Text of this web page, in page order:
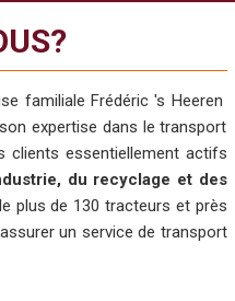
familiale Frédéric 's Heeren
expertise dans le transport
clients essentiellement actifs
du recyclage et des
plus de 130 tracteurs et près
un service de transport